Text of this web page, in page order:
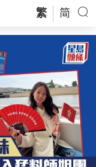
繁 简